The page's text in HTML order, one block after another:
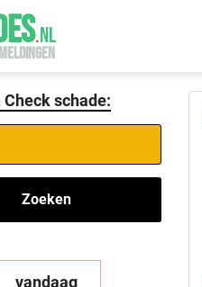
.NL
schade:
Zoeken
vandaag